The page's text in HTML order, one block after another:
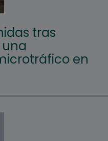
tras
en